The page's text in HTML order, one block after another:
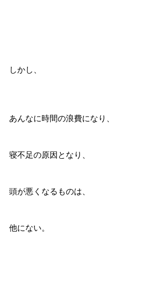
しかし、
あんなに時間の浪費になり、
寝不足の原因となり、
頭が悪くなるものは、
他にない。